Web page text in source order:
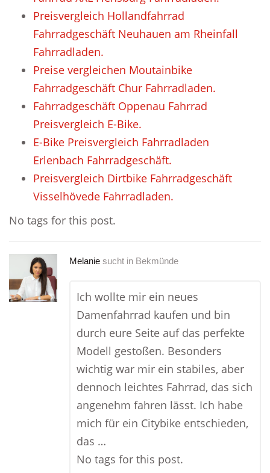
Preisvergleich Hollandfahrrad
Fahrradgeschäft Neuhauen am Rheinfall
Fahrradladen.
Preise vergleichen Moutainbike
Fahrradgeschäft Chur Fahrradladen.
Fahrradgeschäft Oppenau Fahrrad
Preisvergleich E-Bike.
E-Bike Preisvergleich Fahrradladen
Erlenbach Fahrradgeschäft.
Preisvergleich Dirtbike Fahrradgeschäft
Visselhövede Fahrradladen.
No tags for this post.
Melanie sucht in Bekmünde
Ich wollte mir ein neues
Damenfahrrad kaufen und bin
durch eure Seite auf das perfekte
Modell gestoßen. Besonders
wichtig war mir ein stabiles, aber
dennoch leichtes Fahrrad, das sich
angenehm fahren lässt. Ich habe
mich für ein Citybike entschieden,
das …
No tags for this post.